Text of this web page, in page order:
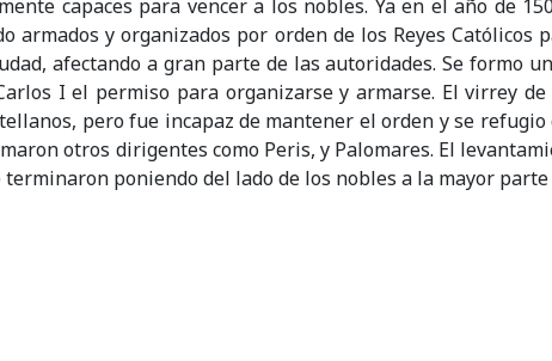
capaces para vencer a los nobles. Ya en el año de
y organizados por orden de los Reyes Católicos
afectando a gran parte de las autoridades. Se formo
I el permiso para organizarse y armarse. El virrey
pero fue incapaz de mantener el orden y se
otros dirigentes como Peris, y Palomares. El
poniendo del lado de los nobles a la mayor